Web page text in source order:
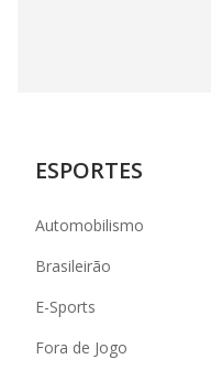
ESPORTES
Automobilismo
Brasileirão
E-Sports
Fora de Jogo